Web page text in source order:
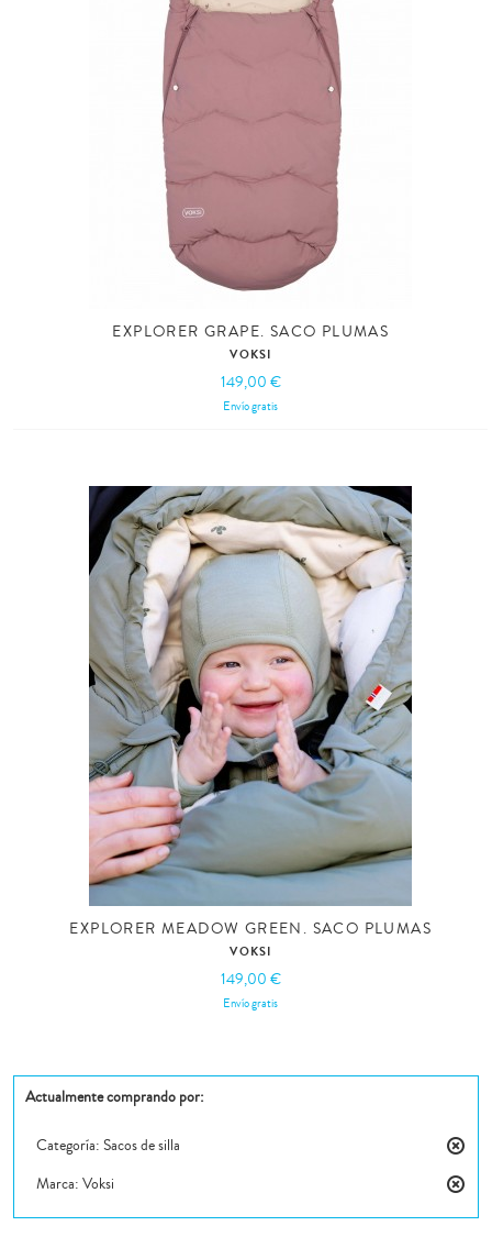
EXPLORER GRAPE. SACO PLUMAS
VOKSI
149,00 €
Envío gratis
EXPLORER MEADOW GREEN. SACO PLUMAS
VOKSI
149,00 €
Envío gratis
Actualmente comprando por:
este
Categoría: Sacos de silla
este
Marca: Voksi